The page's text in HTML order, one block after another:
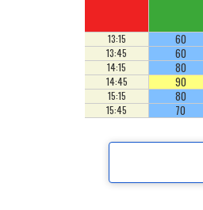
13:15 60
13:45 60
14:15 80
14:45 90
15:15 80
15:45 70